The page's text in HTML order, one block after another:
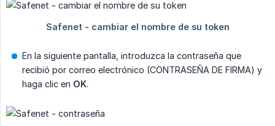
En la siguiente pantalla, introduzca la contraseña que
recibió por correo electrónico (CONTRASEÑA DE FIRMA) y
haga clic en OK.